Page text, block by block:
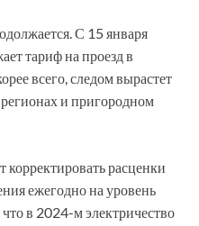
С 15 января
тариф на проезд в
всего, следом вырастет
и пригородном
расценки
ежегодно на уровень
в 2024-м электричество